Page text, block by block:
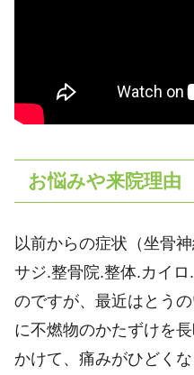
お悩みや来院理由
以前からの症状（坐骨
サジ.整骨院.整体.カイ
のですが、最近はとう
に不燃物のかたずけを
かけて、痛みがひどく